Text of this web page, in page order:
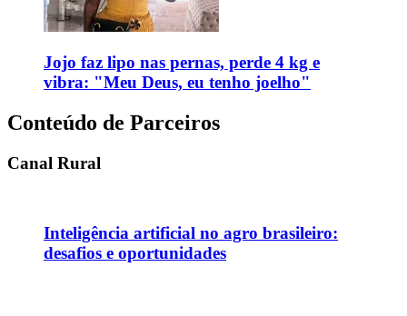
Jojo faz lipo nas pernas, perde 4 kg e
vibra: "Meu Deus, eu tenho joelho"
Conteúdo de Parceiros
Canal Rural
Inteligência artificial no agro brasileiro:
desafios e oportunidades